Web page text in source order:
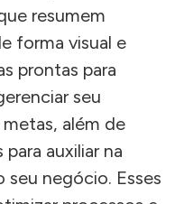
resumem
forma visual e
prontas para
seu
além de
auxiliar na
negócio. Esses